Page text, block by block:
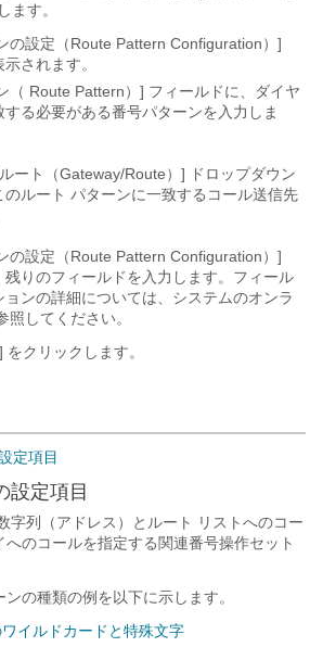
ます。
の設定（Route Pattern Configuration）]
されます。
（ Route Pattern）] フィールドに、ダイヤ
する必要がある番号パターンを入力しま
ート（Gateway/Route）]
ドロップダウン
のルート パターンに一致するコール送信先
の設定（Route Pattern Configuration）]
残りのフィールドを入力します。フィール
ョンの詳細については、システムのオンラ
照してください。
をクリックします。
定項目
設定項目
字列（アドレス）とルート リストへのコー
へのコールを指定する関連番号操作セット
の種類の例を以下に示します。
イルドカードと特殊文字